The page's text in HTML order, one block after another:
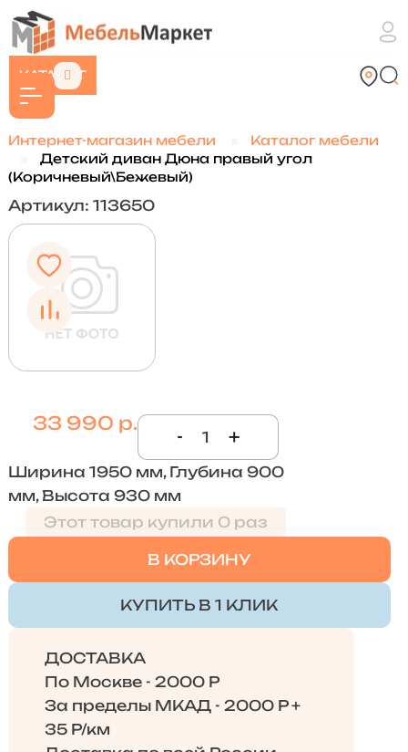
КАТАЛОГ
Интернет-магазин мебели
Каталог мебели
Детский диван Дюна правый угол
(Коричневый\Бежевый)
Артикул: 113650
33 990 р.
- +
Ширина 1950 мм, Глубина 900
мм, Высота 930 мм
Этот товар купили 0 раз
В КОРЗИНУ
КУПИТЬ В 1 КЛИК
ДОСТАВКА
По Москве - 2000 Р
За пределы МКАД - 2000 Р +
35 Р/км